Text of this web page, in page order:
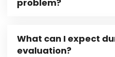
problem?
What can I expect
evaluation?